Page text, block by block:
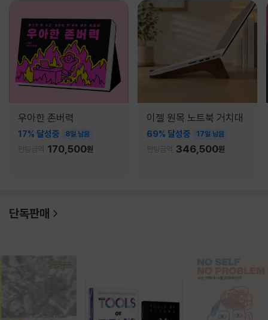
우아한 존버력
17% 달성중 8일 남음
펀딩금액 170,500원
이젤 원목 노트북 거치대
69% 달성중 17일 남음
펀딩금액 346,500원
단독판매